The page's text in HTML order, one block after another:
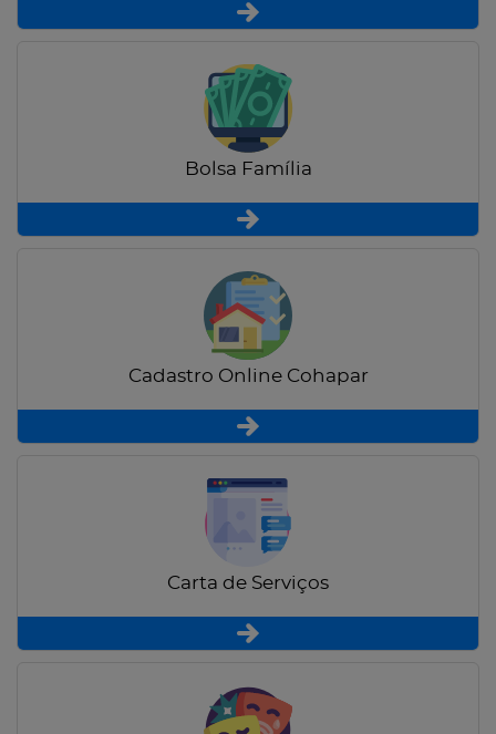
Bolsa Família
Cadastro Online Cohapar
Carta de Serviços